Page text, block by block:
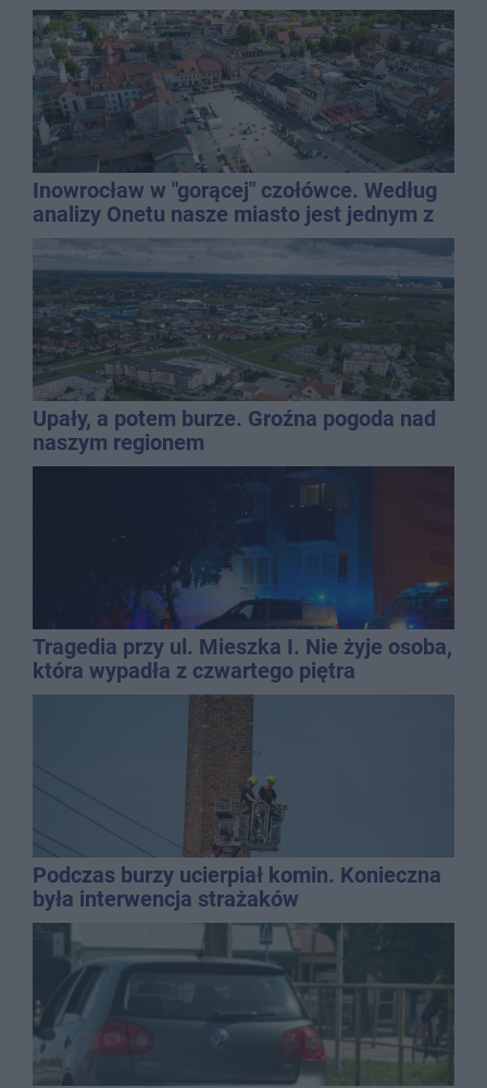
Inowrocław w "gorącej" czołówce. Według
analizy Onetu nasze miasto jest jednym z
najbardziej narażonych na upały
Upały, a potem burze. Groźna pogoda nad
naszym regionem
Tragedia przy ul. Mieszka I. Nie żyje osoba,
która wypadła z czwartego piętra
Podczas burzy ucierpiał komin. Konieczna
była interwencja strażaków